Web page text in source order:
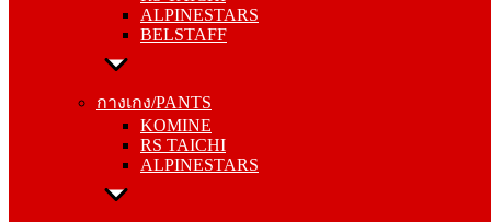
ALPINESTARS
BELSTAFF
กางเกง/PANTS
KOMINE
RS TAICHI
ALPINESTARS
กางเกง/PANTS
RS TAICHI
ALPINESTARS
ถุงมือ/GLOVES